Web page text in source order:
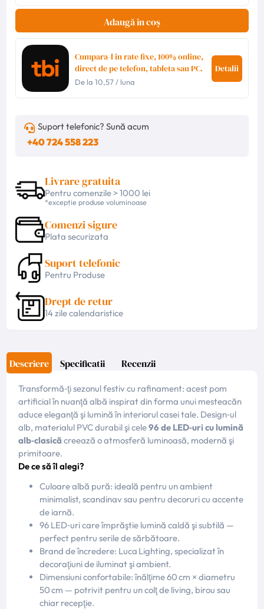
Adaugă în coș
Cumpara-l in rate fixe, 100% online,
direct de pe telefon, tableta sau PC.
De la10,57 / luna
Detalii
Suport telefonic? Sună acum
+40 724 558 223
Livrare gratuita
Pentru comenzile > 1000 lei
*excepție produse voluminoase
Comenzi sigure
Plata securizata
Suport telefonic
Pentru Produse
Drept de retur
14 zile calendaristice
Descriere Specificatii Recenzii
Transformă‑ţi sezonul festiv cu rafinament: acest pom
artificial în nuanţă albă inspirat din forma unui mesteacăn
aduce eleganţă şi lumină în interiorul casei tale. Design‑ul
alb, materialul PVC durabil şi cele96 de LED‑uri cu lumină
alb‑clasică creează o atmosferă luminoasă, modernă şi
primitoare.
De ce să îl alegi?
Culoare albă pură: ideală pentru un ambient
minimalist, scandinav sau pentru decoruri cu accente
de iarnă.
96 LED‑uri care împrăştie lumină caldă şi subtilă —
perfect pentru serile de sărbătoare.
Brand de încredere: Luca Lighting, specializat în
decoraţiuni de iluminat şi ambient.
Dimensiuni confortabile: înălţime 60 cm × diametru
50 cm — potrivit pentru un colţ de living, birou sau
chiar recepţie.